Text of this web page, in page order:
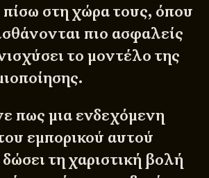
στη χώρα τους, όπου
πιο ασφαλείς
το μοντέλο της
πως μια ενδεχόμενη
εμπορικού αυτού
τη χαριστική βολή